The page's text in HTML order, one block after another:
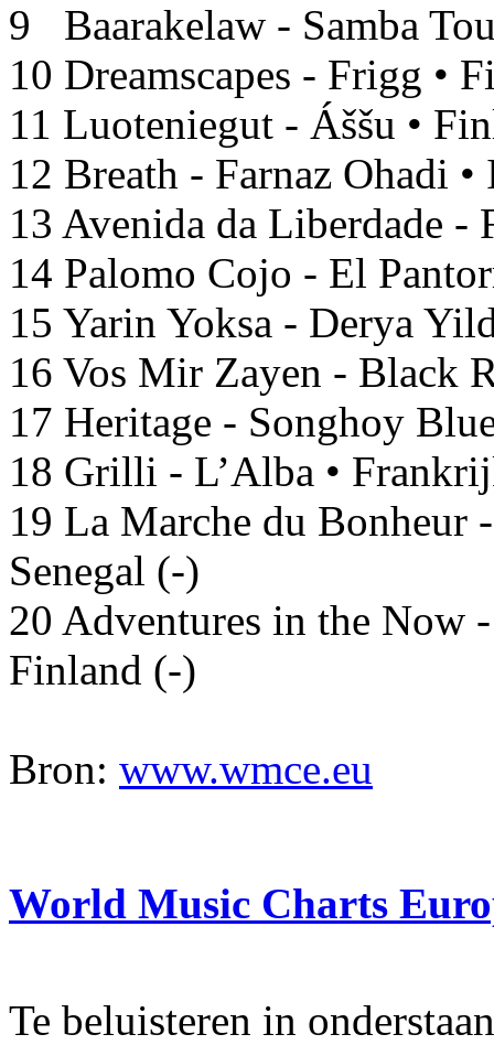
9 Baarakelaw - Samba
10 Dreamscapes - Frigg •
11 Luoteniegut - Áššu •
12 Breath - Farnaz Ohadi
13 Avenida da Liberdade -
14 Palomo Cojo - El
15 Yarin Yoksa - Derya
16 Vos Mir Zayen - Black
17 Heritage - Songhoy
18 Grilli - L’Alba •
19 La Marche du Bonheur
Senegal (-)
20 Adventures in the Now
Finland (-)
Bron: www.wmce.eu
World Music Charts
Te beluisteren in